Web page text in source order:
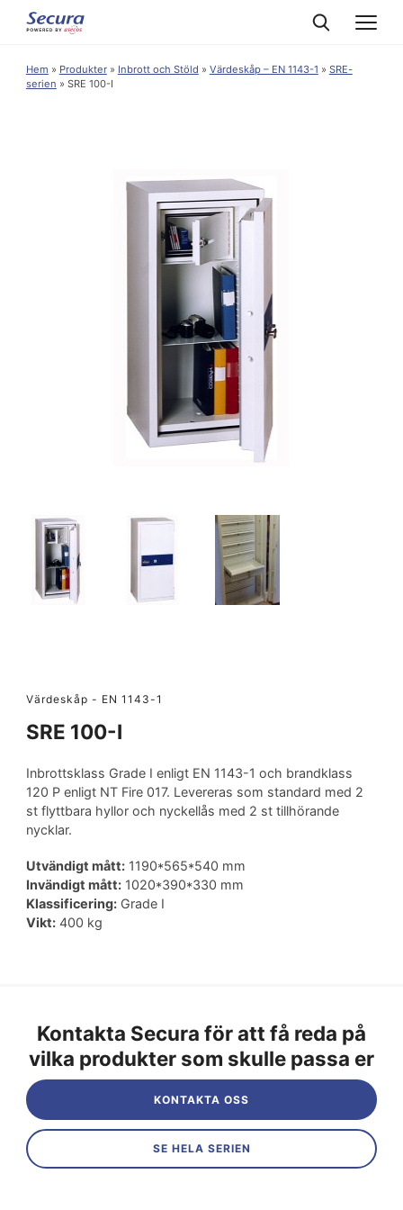
Hem » Produkter» Inbrott och Stöld » Värdeskåp – EN 1143-1 » SRE-
serien » SRE 100-I
Värdeskåp - EN 1143-1
SRE 100-I
Inbrottsklass Grade I enligt EN 1143-1 och brandklass
120 P enligt NT Fire 017. Levereras som standard med 2
st flyttbara hyllor och nyckellås med 2 st tillhörande
nycklar.
Utvändigt mått:1190*565*540 mm
Invändigt mått:1020*390*330 mm
Klassificering:Grade I
Vikt:400 kg
Kontakta Secura för att få reda på
vilka produkter som skulle passa er
KONTAKTA OSS
SE HELA SERIEN